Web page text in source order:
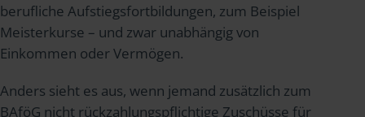
berufliche Aufstiegsfortbildungen, zum Beispiel
Meisterkurse – und zwar unabhängig von
Einkommen oder Vermögen.
Anders sieht es aus, wenn jemand zusätzlich zum
BAföG nicht rückzahlungspflichtige Zuschüsse für